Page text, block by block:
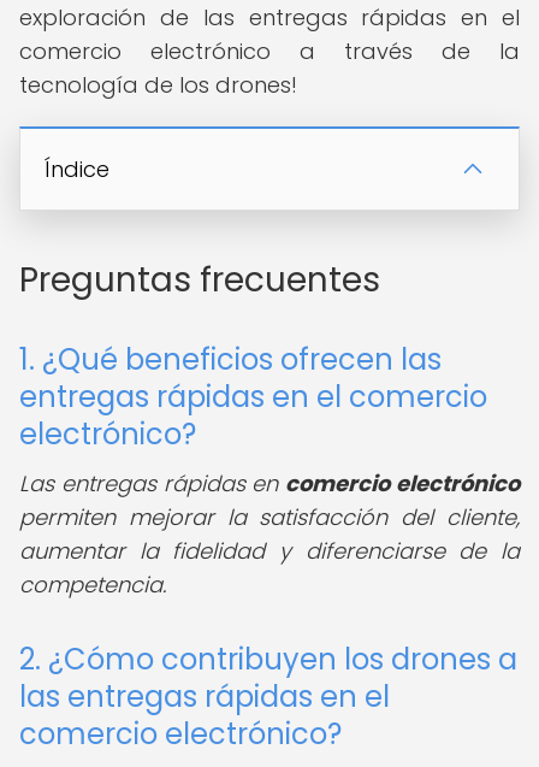
exploración de las entregas rápidas en el
comercio electrónico a través de la
tecnología de los drones!
Índice
Preguntas frecuentes
1. ¿Qué beneficios ofrecen las
entregas rápidas en el comercio
electrónico?
Las entregas rápidas en comercio electrónico
permiten mejorar la satisfacción del cliente,
aumentar la fidelidad y diferenciarse de la
competencia.
2. ¿Cómo contribuyen los drones a
las entregas rápidas en el
comercio electrónico?